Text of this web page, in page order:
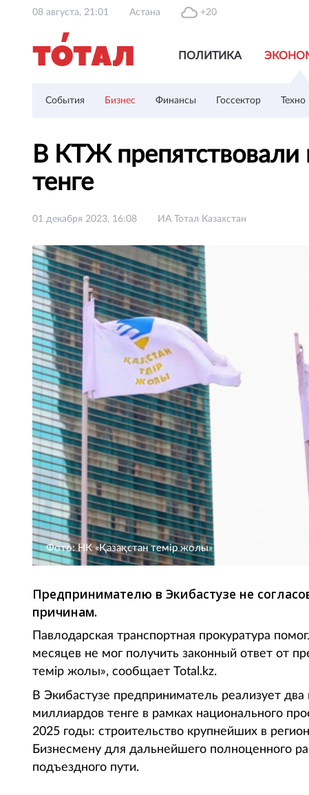
08 августа, 21:01 Астана +20
ПОЛИТИКА
События Бизнес Финансы Госсектор Техно
В КТЖ препятствовали
тенге
01 декабря 2023, 16:08 ИА Тотал Казахстан
Фото: НК «Қазақстан темір жолы»
Предпринимателю в Экибастузе не
причинам.
Павлодарская транспортная прокуратура
месяцев не мог получить законный ответ от
темір жолы», сообщает Total.kz.
В Экибастузе предприниматель реализует
миллиардов тенге в рамках национального
2025 годы: строительство крупнейших в
Бизнесмену для дальнейшего полноценного
подъездного пути.